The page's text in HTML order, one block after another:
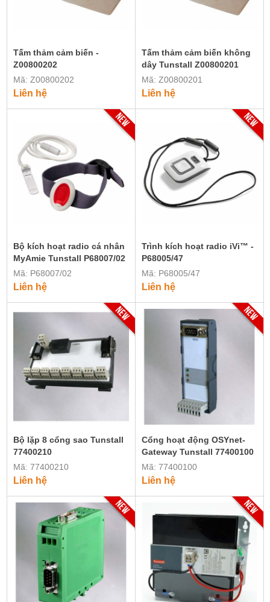
Tấm thảm cảm biến -
Z00800202
Mã: Z00800202
Liên hệ
Tấm thảm cảm biến không
dây Tunstall Z00800201
Mã: Z00800201
Liên hệ
Bộ kích hoạt radio cá nhân
MyAmie Tunstall P68007/02
Mã: P68007/02
Liên hệ
Trình kích hoạt radio iVi™ -
P68005/47
Mã: P68005/47
Liên hệ
Bộ lặp 8 cổng sao Tunstall
77400210
Mã: 77400210
Liên hệ
Cổng hoạt động OSYnet-
Gateway Tunstall 77400100
Mã: 77400100
Liên hệ